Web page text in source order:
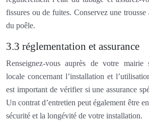
fissures ou de fuites. Conservez une
du poêle.
3.3 réglementation et assurance
Renseignez-vous auprès de votre mairie
locale concernant l’installation et
est important de vérifier si une assurance
Un contrat d’entretien peut également être
sécurité et la longévité de votre installation.